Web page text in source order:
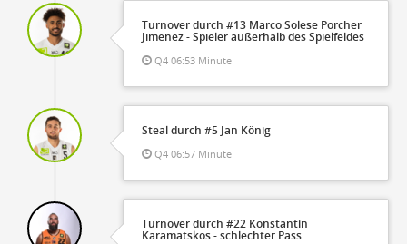
Turnover durch #13 Marco Solese Porcher
Jimenez - Spieler außerhalb des Spielfeldes
Q4 06:53 Minute
Steal durch #5 Jan König
Q4 06:57 Minute
Turnover durch #22 Konstantin
Karamatskos - schlechter Pass